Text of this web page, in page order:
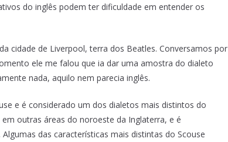
do inglês podem ter dificuldade em entender os
cidade de Liverpool, terra dos Beatles. Conversamos por
ele me falou que ia dar uma amostra do dialeto
nada, aquilo nem parecia inglês.
e é considerado um dos dialetos mais distintos do
outras áreas do noroeste da Inglaterra, e é
das características mais distintas do Scouse